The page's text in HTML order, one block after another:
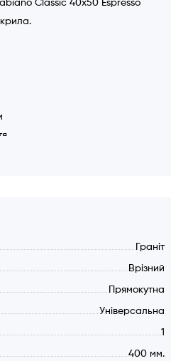
Classic 40x50 Espresso
граніту
Граніт
Врізний
Прямокутна
Універсальна
1
400 мм.